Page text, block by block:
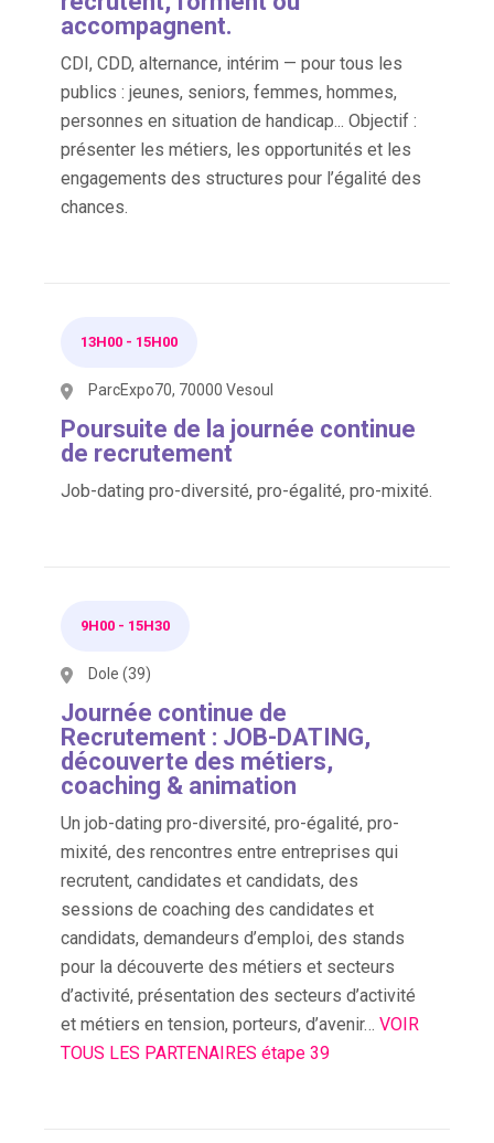
accompagnent.
CDI, CDD, alternance, intérim — pour tous les
publics : jeunes, seniors, femmes, hommes,
personnes en situation de handicap... Objectif :
présenter les métiers, les opportunités et les
engagements des structures pour l’égalité des
chances.
13H00 - 15H00
ParcExpo70, 70000 Vesoul
Poursuite de la journée continue
de recrutement
Job-dating pro-diversité, pro-égalité, pro-mixité.
9H00 - 15H30
Dole (39)
Journée continue de
Recrutement : JOB-DATING,
découverte des métiers,
coaching & animation
Un job-dating pro-diversité, pro-égalité, pro-
mixité, des rencontres entre entreprises qui
recrutent, candidates et candidats, des
sessions de coaching des candidates et
candidats, demandeurs d’emploi, des stands
pour la découverte des métiers et secteurs
d’activité, présentation des secteurs d’activité
et métiers en tension, porteurs, d’avenir… VOIR
TOUS LES PARTENAIRES étape 39